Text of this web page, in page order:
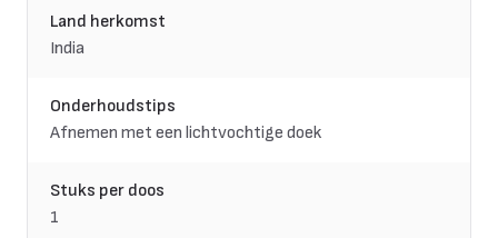
Land herkomst
India
Onderhoudstips
Afnemen met een lichtvochtige doek
Stuks per doos
1